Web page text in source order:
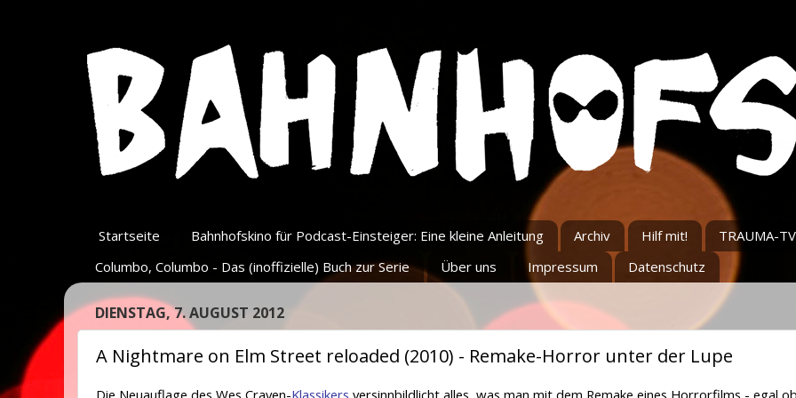
Startseite Bahnhofskino für Podcast-Einsteiger: Eine kleine Anleitung Archiv Hilf mit!
TRAUMA-TV
Columbo, Columbo - Das (inoffizielle) Buch zur Serie
Über uns Impressum Datenschutz
DIENSTAG, 7. AUGUST 2012
A Nightmare on Elm Street reloaded (2010) - Remake-Horror unter der Lupe
Die Neuauflage des Wes Craven-Klassikers versinnbildlicht alles, was man mit dem Remake eines Horrorfilms - egal